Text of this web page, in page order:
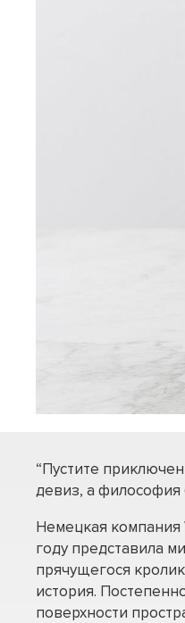
“Пустите
девиз, а философия
Немецкая компания
году представила
прячущегося
история.
поверхности